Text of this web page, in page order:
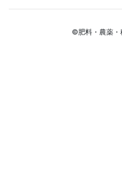
©肥料・農薬